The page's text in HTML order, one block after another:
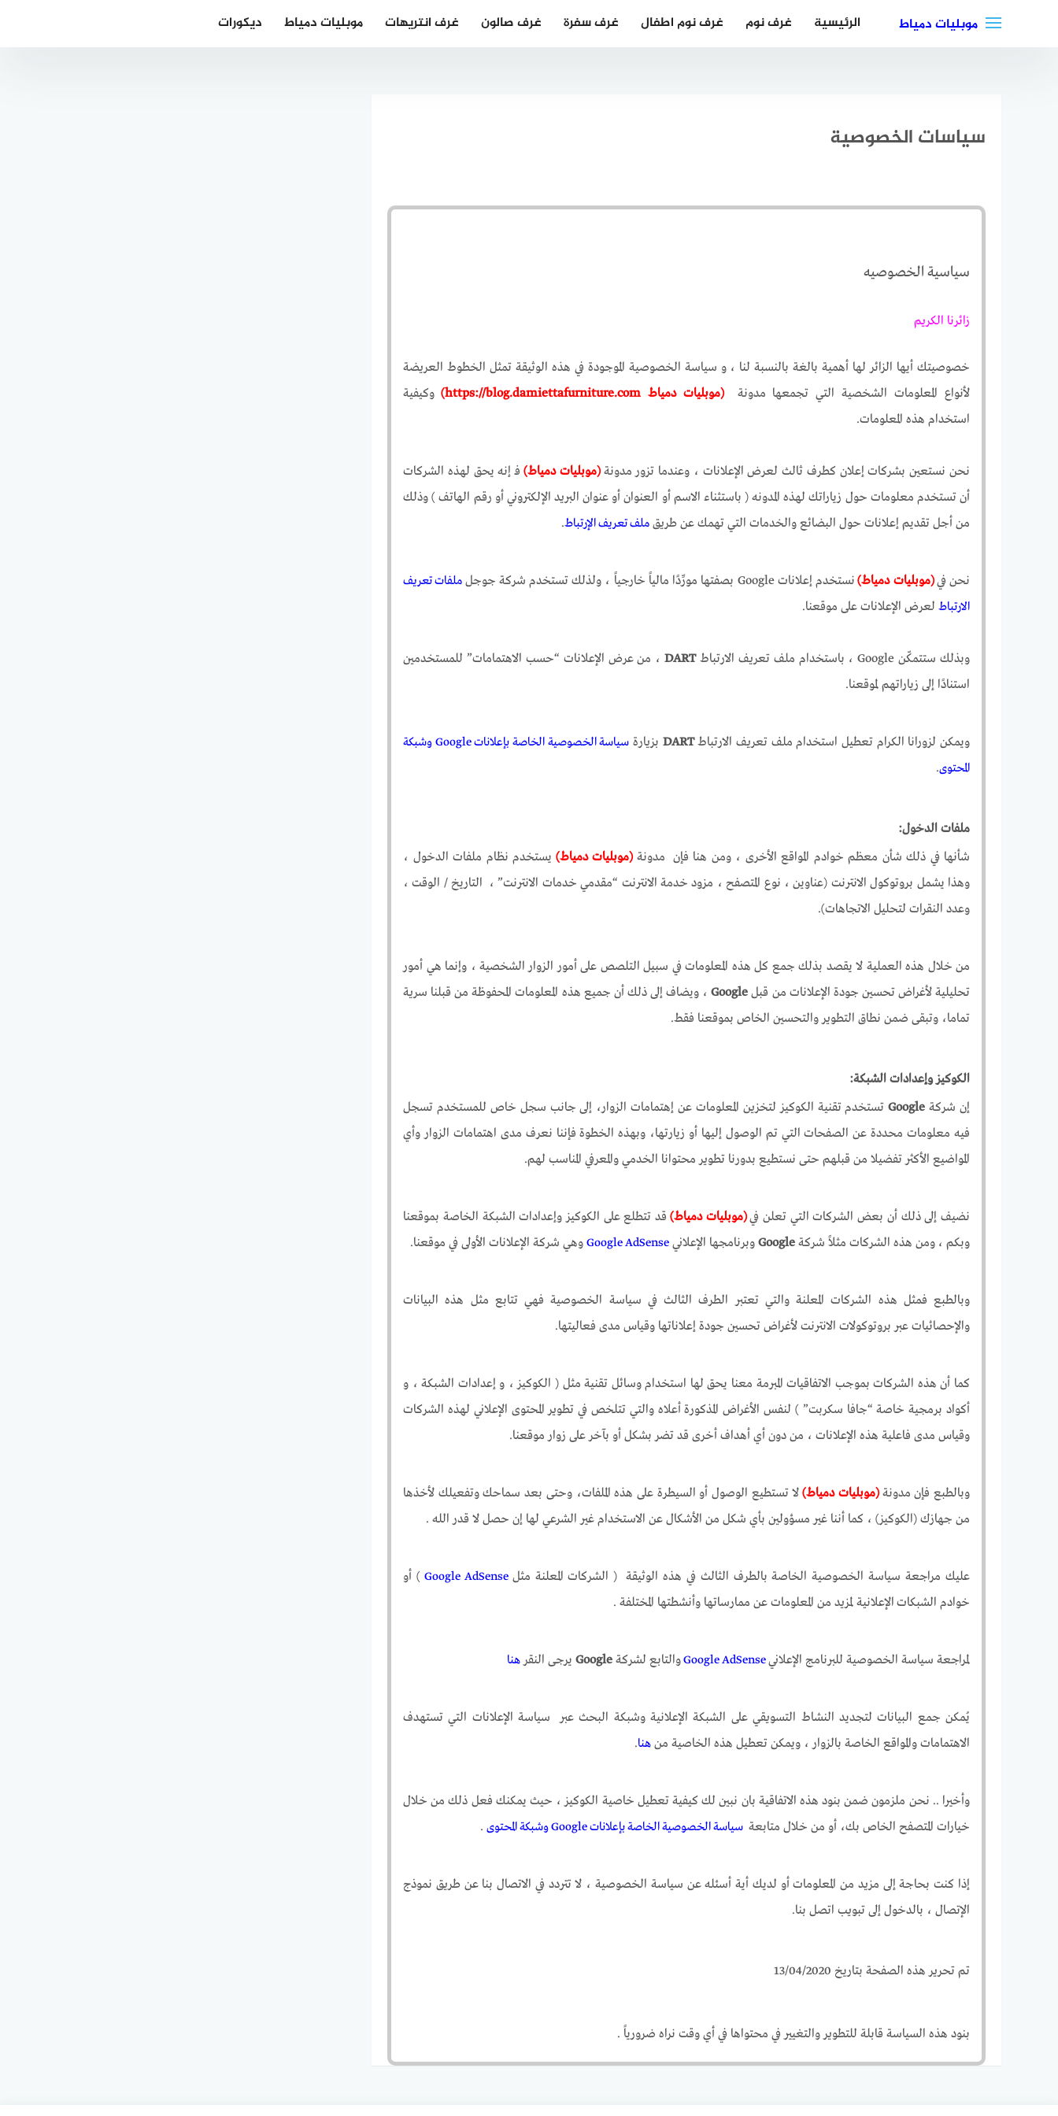
موبليات دمياط الرئيسية غرف نوم غرف نوم اطفال غرف سفرة غرف صالون غرف انتريهات موبليات دمياط ديكورات
سياسات الخصوصية
سياسية الخصوصيه
زائرنا الكريم
خصوصيتك أيها الزائر لها أهمية بالغة بالنسبة لنا ، و سياسة الخصوصية الموجودة في هذه الوثيقة تمثل الخطوط العريضة
لأنواع المعلومات الشخصية التي تجمعها مدونة(موبليات دمياط https://blog.damiettafurniture.com)
وكيفية
استخدام هذه المعلومات.
نحن نستعين بشركات إعلان كطرف ثالث لعرض الإعلانات ، وعندما تزور مدونة(موبليات دمياط) فـ إنه يحق لهذه الشركات
أن تستخدم معلومات حول زياراتك لهذه المدونه ( باستثناء الاسم أو العنوان أو عنوان البريد الإلكتروني أو رقم الهاتف ) وذلك
من أجل تقديم إعلانات حول البضائع والخدمات التي تهمك عن طريق ملف تعريف الإرتباط.
نحن في(موبليات دمياط)نستخدم إعلانات Google بصفتها مورِّدًا مالياً خارجياً ، ولذلك تستخدم شركة جوجل
ملفات تعريف
الارتباط لعرض الإعلانات على موقعنا.
وبذلك ستتمكّن Google ، باستخدام ملف تعريف الارتباط DART، من عرض الإعلانات “حسب الاهتمامات” للمستخدمين
استنادًا إلى زياراتهم لموقعنا.
ويمكن لزورانا الكرام تعطيل استخدام ملف تعريف الارتباطDART بزيارة
سياسة الخصوصية الخاصة بإعلانات Google وشبكة
المحتوى.
ملفات الدخول:
شأنها في ذلك شأن معظم خوادم المواقع الأخرى ، ومن هنا فإن مدونة(موبليات دمياط) يستخدم نظام ملفات الدخول ،
وهذا يشمل بروتوكول الانترنت (عناوين ، نوع المتصفح ، مزود خدمة الانترنت “مقدمي خدمات الانترنت” ، التاريخ / الوقت ،
وعدد النقرات لتحليل الاتجاهات).
من خلال هذه العملية لا يقصد بذلك جمع كل هذه المعلومات في سبيل التلصص على أمور الزوار الشخصية ، وإنما هي أمور
تحليلية لأغراض تحسين جودة الإعلانات من قبل Google، ويضاف إلى ذلك أن جميع هذه المعلومات المحفوظة من قبلنا سرية
تماما، وتبقى ضمن نطاق التطوير والتحسين الخاص بموقعنا فقط.
الكوكيز وإعدادات الشبكة:
إن شركة Googleتستخدم تقنية الكوكيز لتخزين المعلومات عن إهتمامات الزوار، إلى جانب سجل خاص للمستخدم تسجل
فيه معلومات محددة عن الصفحات التي تم الوصول إليها أو زيارتها، وبهذه الخطوة فإننا نعرف مدى اهتمامات الزوار وأي
المواضيع الأكثر تفضيلا من قبلهم حتى نستطيع بدورنا تطوير محتوانا الخدمي والمعرفي المناسب لهم.
نضيف إلى ذلك أن بعض الشركات التي تعلن في(موبليات دمياط) قد تتطلع على الكوكيز وإعدادات الشبكة الخاصة بموقعنا
وبكم ، ومن هذه الشركات مثلاً شركة Google وبرنامجها الإعلاني Google AdSense وهي شركة الإعلانات الأولى في موقعنا.
وبالطبع فمثل هذه الشركات المعلنة والتي تعتبر الطرف الثالث في سياسة الخصوصية فهي تتابع مثل هذه البيانات
والإحصائيات عبر بروتوكولات الانترنت لأغراض تحسين جودة إعلاناتها وقياس مدى فعاليتها.
كما أن هذه الشركات بموجب الاتفاقيات المبرمة معنا يحق لها استخدام وسائل تقنية مثل ( الكوكيز ، و إعدادات الشبكة ، و
أكواد برمجية خاصة “جافا سكربت” ) لنفس الأغراض المذكورة أعلاه والتي تتلخص في تطوير المحتوى الإعلاني لهذه الشركات
وقياس مدى فاعلية هذه الإعلانات ، من دون أي أهداف أخرى قد تضر بشكل أو بآخر على زوار موقعنا.
وبالطبع فإن مدونة(موبليات دمياط)لا تستطيع الوصول أو السيطرة على هذه الملفات، وحتى بعد سماحك وتفعيلك لأخذها
من جهازك (الكوكيز) ، كما أننا غير مسؤولين بأي شكل من الأشكال عن الاستخدام غير الشرعي لها إن حصل لا قدر الله .
عليك مراجعة سياسة الخصوصية الخاصة بالطرف الثالث في هذه الوثيقة ( الشركات المعلنة مثلGoogle AdSense ) أو
خوادم الشبكات الإعلانية لمزيد من المعلومات عن ممارساتها وأنشطتها المختلفة .
لمراجعة سياسة الخصوصية للبرنامج الإعلانيGoogle AdSenseوالتابع لشركة Google يرجى النقر هنا
يُمكن جمع البيانات لتجديد النشاط التسويقي على الشبكة الإعلانية وشبكة البحث عبر سياسة الإعلانات التي تستهدف
الاهتمامات والمواقع الخاصة بالزوار ، ويمكن تعطيل هذه الخاصية من هنا.
وأخيرا .. نحن ملزمون ضمن بنود هذه الاتفاقية بان نبين لك كيفية تعطيل خاصية الكوكيز ، حيث يمكنك فعل ذلك من خلال
خيارات المتصفح الخاص بك، أو من خلال متابعة سياسة الخصوصية الخاصة بإعلانات Google وشبكة المحتوى .
إذا كنت بحاجة إلى مزيد من المعلومات أو لديك أية أسئله عن سياسة الخصوصية ، لا تتردد في الاتصال بنا عن طريق نموذج
الإتصال ، بالدخول إلى تبويب اتصل بنا.
تم تحرير هذه الصفحة بتاريخ 13/04/2020
بنود هذه السياسة قابلة للتطوير والتغيير في محتواها في أي وقت نراه ضرورياً .